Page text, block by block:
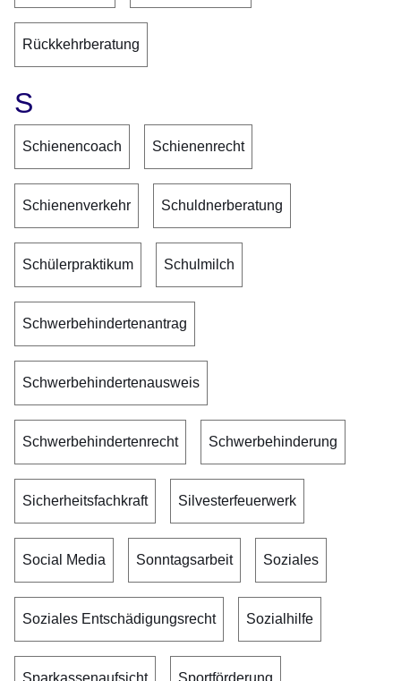
Rückkehrberatung
S
Schienencoach Schienenrecht
Schienenverkehr Schuldnerberatung
Schülerpraktikum Schulmilch
Schwerbehindertenantrag
Schwerbehindertenausweis
Schwerbehindertenrecht Schwerbehinderung
Sicherheitsfachkraft Silvesterfeuerwerk
Social Media Sonntagsarbeit Soziales
Soziales Entschädigungsrecht Sozialhilfe
Sparkassenaufsicht Sportförderung